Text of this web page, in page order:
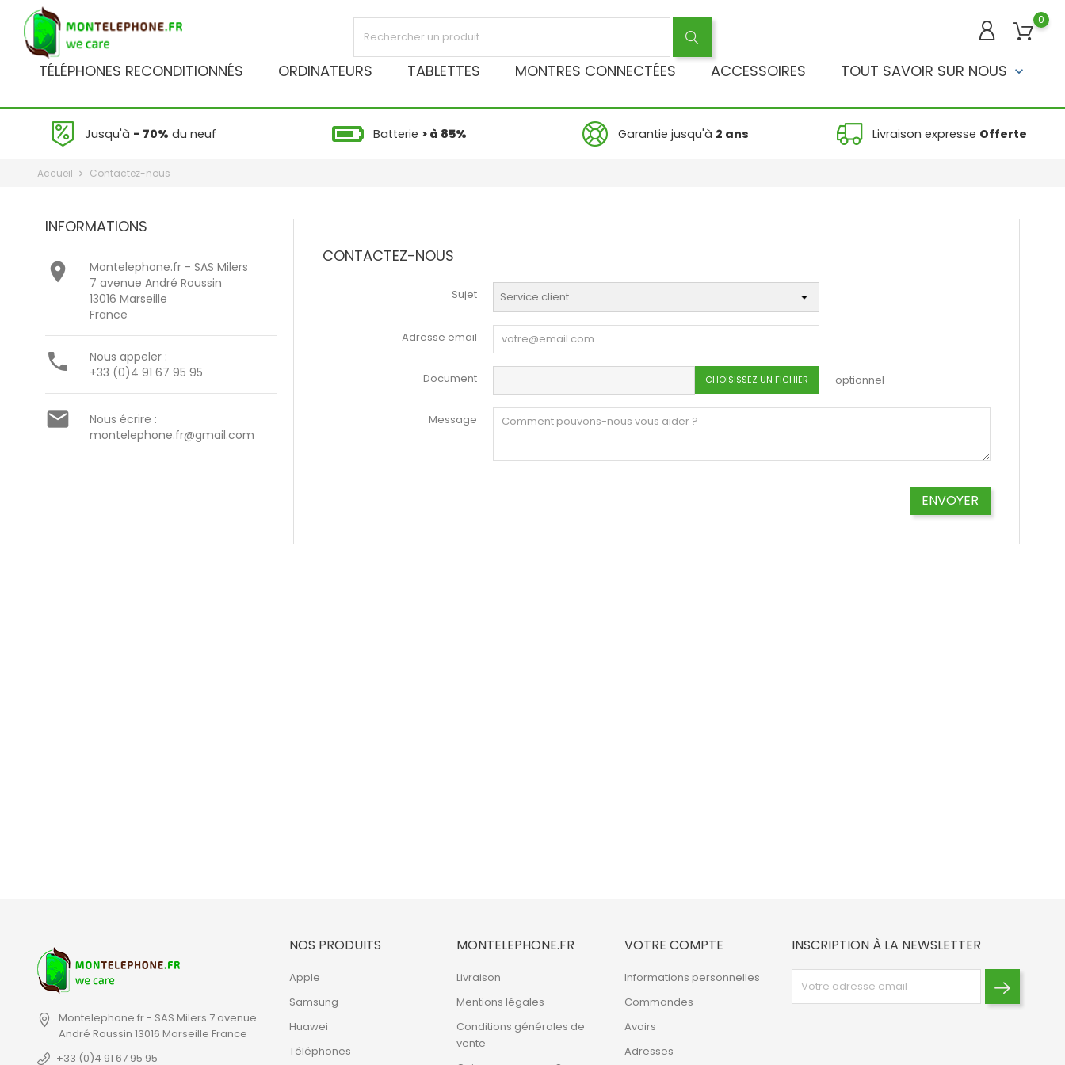
0
TÉLÉPHONES RECONDITIONNÉS ORDINATEURS TABLETTES MONTRES CONNECTÉES ACCESSOIRES TOUT SAVOIR SUR NOUS keyboard_arrow_down
Jusqu'à - 70% du neuf Batterie > à 85% Garantie jusqu'à 2 ans Livraison expresse Offerte
Accueil Contactez-nous
INFORMATIONS

Montelephone.fr - SAS Milers
7 avenue André Roussin
13016 Marseille
France

Nous appeler :
+33 (0)4 91 67 95 95

Nous écrire :
montelephone.fr@gmail.com
CONTACTEZ-NOUS
Sujet
Adresse email
Document CHOISISSEZ UN FICHIER optionnel
Message
Montelephone.fr - SAS Milers 7 avenue
André Roussin 13016 Marseille France
+33 (0)4 91 67 95 95
NOS PRODUITS
Apple
Samsung
Huawei
Téléphones
MONTELEPHONE.FR
Livraison
Mentions légales
Conditions générales de
vente
VOTRE COMPTE
Informations personnelles
Commandes
Avoirs
Adresses
INSCRIPTION À LA NEWSLETTER